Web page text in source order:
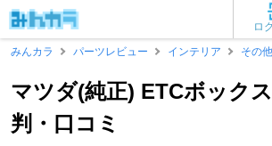
ロ
みんカラ
パーツレビュー インテリア その他
マツダ(純正) ETCボック
判・口コミ